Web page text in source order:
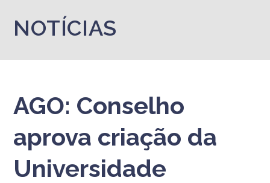
NOTÍCIAS
AGO: Conselho
aprova criação da
Universidade